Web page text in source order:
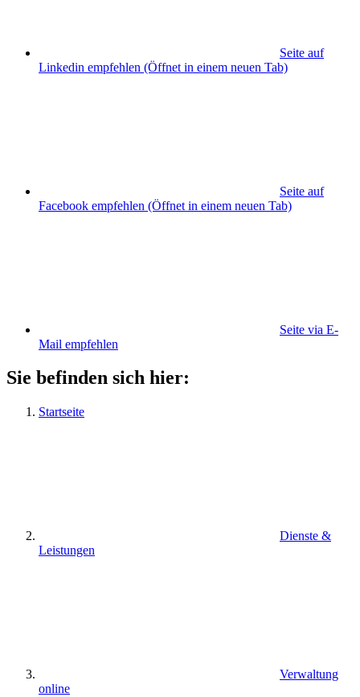
Seite auf
Linkedin empfehlen (Öffnet in einem neuen Tab)
Seite auf
Facebook empfehlen (Öffnet in einem neuen Tab)
Seite via E-
Mail empfehlen
Sie befinden sich hier:
Startseite
Dienste &
Leistungen
Verwaltung
online